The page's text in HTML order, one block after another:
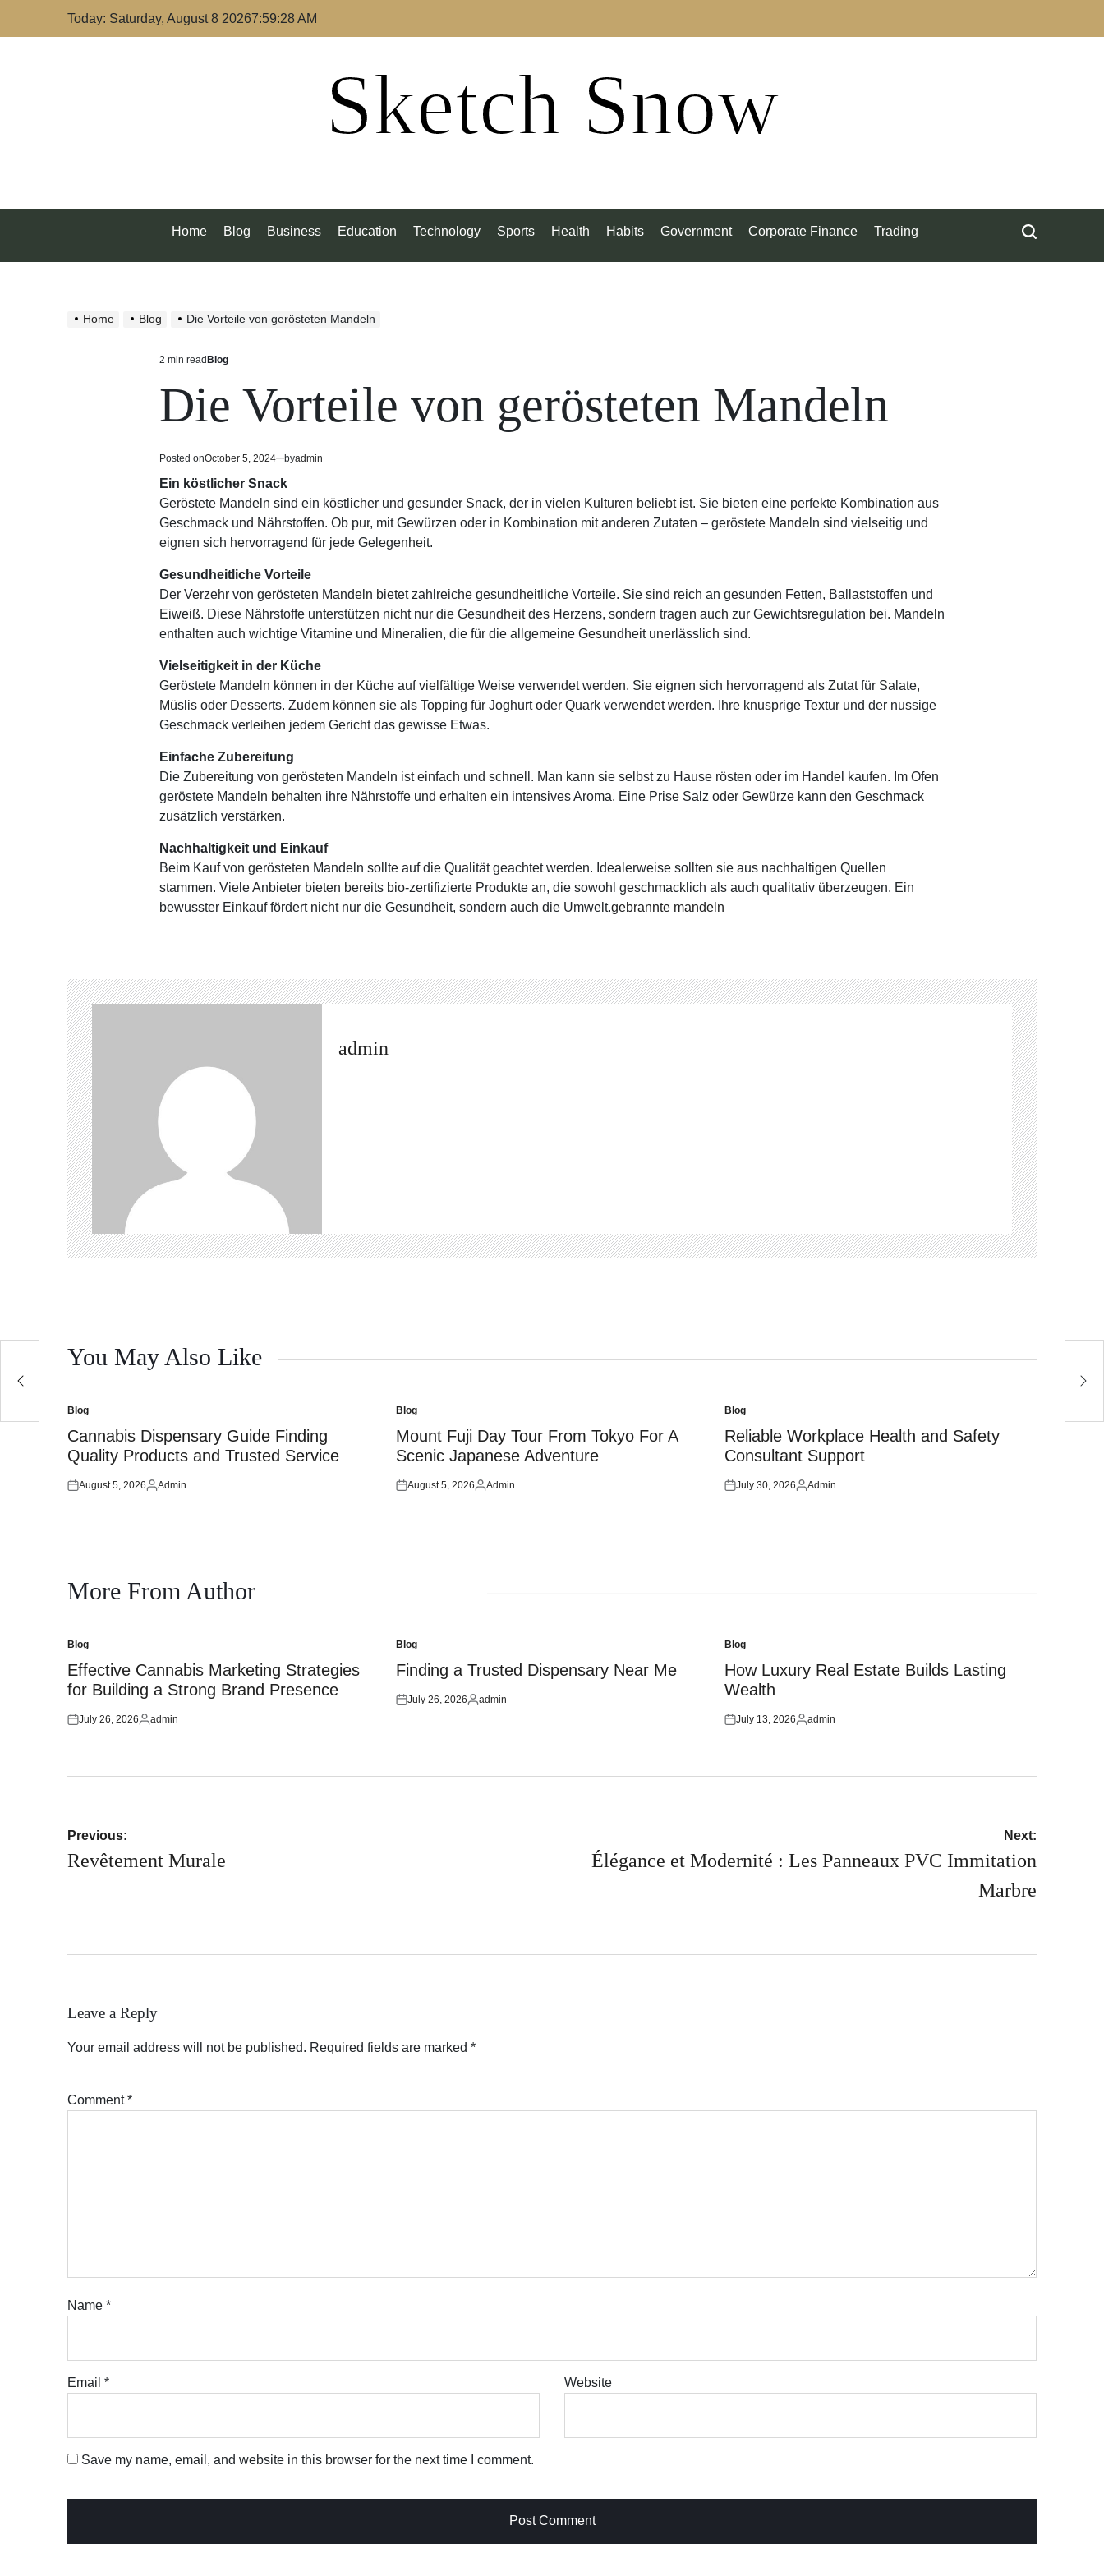
Today: Saturday, August 8 20267:59:29AM
Sketch Snow
Home Blog Business Education Technology Sports Health Habits Government Corporate Finance Trading
Home Blog Die Vorteile von gerösteten Mandeln
Estimated
time
2 min read
Posted
Blog
Die Vorteile von gerösteten Mandeln
Posted onOctober 5, 2024 byadmin
Ein köstlicher Snack
Geröstete Mandeln sind ein köstlicher und gesunder Snack, der in vielen Kulturen beliebt ist. Sie bieten eine perfekte Kombination aus
Geschmack und Nährstoffen. Ob pur, mit Gewürzen oder in Kombination mit anderen Zutaten – geröstete Mandeln sind vielseitig und
eignen sich hervorragend für jede Gelegenheit.
Gesundheitliche Vorteile
Der Verzehr von gerösteten Mandeln bietet zahlreiche gesundheitliche Vorteile. Sie sind reich an gesunden Fetten, Ballaststoffen und
Eiweiß. Diese Nährstoffe unterstützen nicht nur die Gesundheit des Herzens, sondern tragen auch zur Gewichtsregulation bei. Mandeln
enthalten auch wichtige Vitamine und Mineralien, die für die allgemeine Gesundheit unerlässlich sind.
Vielseitigkeit in der Küche
Geröstete Mandeln können in der Küche auf vielfältige Weise verwendet werden. Sie eignen sich hervorragend als Zutat für Salate,
Müslis oder Desserts. Zudem können sie als Topping für Joghurt oder Quark verwendet werden. Ihre knusprige Textur und der nussige
Geschmack verleihen jedem Gericht das gewisse Etwas.
Einfache Zubereitung
Die Zubereitung von gerösteten Mandeln ist einfach und schnell. Man kann sie selbst zu Hause rösten oder im Handel kaufen. Im Ofen
geröstete Mandeln behalten ihre Nährstoffe und erhalten ein intensives Aroma. Eine Prise Salz oder Gewürze kann den Geschmack
zusätzlich verstärken.
Nachhaltigkeit und Einkauf
Beim Kauf von gerösteten Mandeln sollte auf die Qualität geachtet werden. Idealerweise sollten sie aus nachhaltigen Quellen
stammen. Viele Anbieter bieten bereits bio-zertifizierte Produkte an, die sowohl geschmacklich als auch qualitativ überzeugen. Ein
bewusster Einkauf fördert nicht nur die Gesundheit, sondern auch die Umwelt.gebrannte mandeln
admin
You May Also Like
Posted
in
Blog
Cannabis Dispensary Guide Finding
Quality Products and Trusted Service
Posted
August 5, 2026
Posted
Admin
Posted
in
Blog
Mount Fuji Day Tour From Tokyo For A
Scenic Japanese Adventure
Posted
August 5, 2026
Posted
Admin
Posted
in
Blog
Reliable Workplace Health and Safety
Consultant Support
Posted
July 30, 2026
Posted
Admin
More From Author
Posted
in
Blog
Effective Cannabis Marketing Strategies
for Building a Strong Brand Presence
Posted
July 26, 2026
Posted
admin
Posted
in
Blog
Finding a Trusted Dispensary Near Me
Posted
July 26, 2026
Posted
admin
Posted
in
Blog
How Luxury Real Estate Builds Lasting
Wealth
Posted
July 13, 2026
Posted
admin
Post
navigation
Previous:
Revêtement Murale
Next:
Élégance et Modernité : Les Panneaux PVC Immitation
Marbre
Leave a Reply
Your email address will not be published. Required fields are marked *
Comment*
Name *
Email * Website
Save my name, email, and website in this browser for the next time I comment.